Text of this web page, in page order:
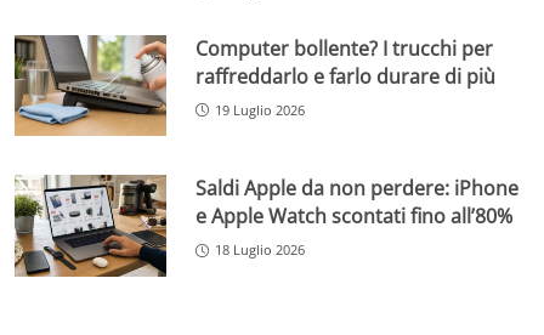
Computer bollente? I trucchi per
raffreddarlo e farlo durare di più
19 Luglio 2026
Saldi Apple da non perdere: iPhone
e Apple Watch scontati fino all’80%
18 Luglio 2026